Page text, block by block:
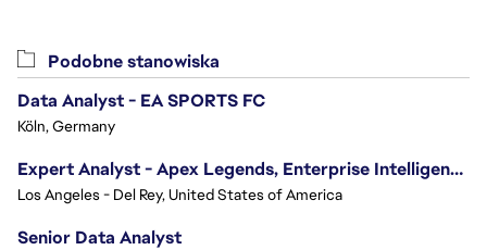
Podobne stanowiska
Data Analyst - EA SPORTS FC
Köln, Germany
Expert Analyst - Apex Legends, Enterprise Intelligence (EI)
Los Angeles - Del Rey, United States of America
Senior Data Analyst